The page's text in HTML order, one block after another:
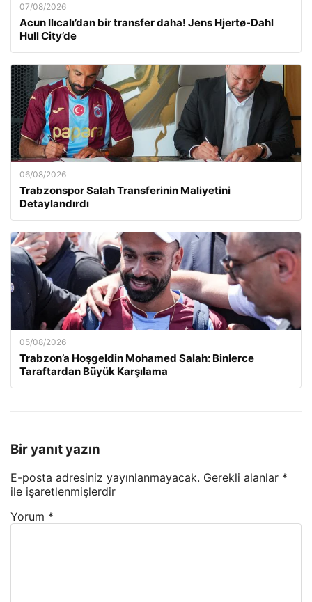
07/08/2026
Acun Ilıcalı’dan bir transfer daha! Jens Hjertø-Dahl
Hull City’de
06/08/2026
Trabzonspor Salah Transferinin Maliyetini
Detaylandırdı
05/08/2026
Trabzon’a Hoşgeldin Mohamed Salah: Binlerce
Taraftardan Büyük Karşılama
Bir yanıt yazın
E-posta adresiniz yayınlanmayacak. Gerekli alanlar *
ile işaretlenmişlerdir
Yorum *